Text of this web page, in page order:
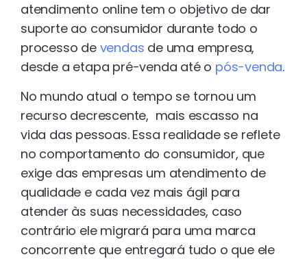
atendimento online tem o objetivo de dar
suporte ao consumidor durante todo o
processo de vendas de uma empresa,
desde a etapa pré-venda até o pós-venda.
No mundo atual o tempo se tornou um
recurso decrescente, mais escasso na
vida das pessoas. Essa realidade se reflete
no comportamento do consumidor, que
exige das empresas um atendimento de
qualidade e cada vez mais ágil para
atender às suas necessidades, caso
contrário ele migrará para uma marca
concorrente que entregará tudo o que ele